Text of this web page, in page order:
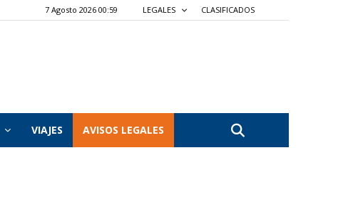
7 Agosto 2026 00:59 LEGALES CLASIFICADOS
VIAJES AVISOS LEGALES